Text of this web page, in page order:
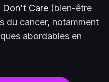
Don't Care(bien-être
du cancer, notamment
abordables en